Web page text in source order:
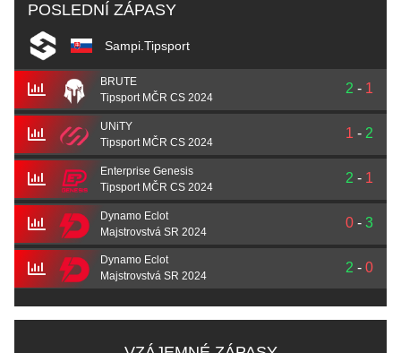
POSLEDNÍ ZÁPASY
Sampi.Tipsport
BRUTE
Tipsport MČR CS 2024
2 - 1
UNiTY
Tipsport MČR CS 2024
1 - 2
Enterprise Genesis
Tipsport MČR CS 2024
2 - 1
Dynamo Eclot
Majstrovstvá SR 2024
0 - 3
Dynamo Eclot
Majstrovstvá SR 2024
2 - 0